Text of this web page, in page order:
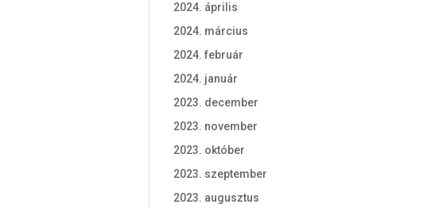
2024. április
2024. március
2024. február
2024. január
2023. december
2023. november
2023. október
2023. szeptember
2023. augusztus